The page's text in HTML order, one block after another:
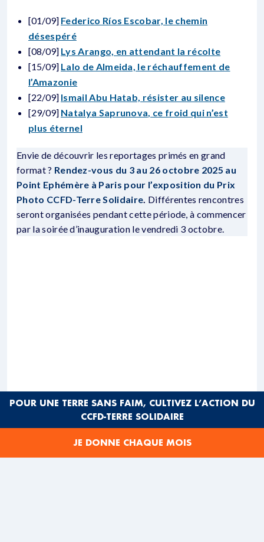
[01/09] Federico Ríos Escobar, le chemin
désespéré
[08/09] Lys Arango, en attendant la récolte
[15/09] Lalo de Almeida, le réchauffement de
l’Amazonie
[22/09] Ismail Abu Hatab, résister au silence
[29/09] Natalya Saprunova, ce froid qui n’est
plus éternel
Envie de découvrir les reportages primés en grand
format ? Rendez-vous du 3 au 26 octobre 2025 au
Point Ephémère à Paris pour l’exposition du Prix
Photo CCFD-Terre Solidaire Différentes rencontres
seront organisées pendant cette période, à commencer
par la soirée d’inauguration le vendredi 3 octobre.
POUR UNE TERRE SANS FAIM, CULTIVEZ L’ACTION DU
CCFD-TERRE SOLIDAIRE
JE DONNE CHAQUE MOIS